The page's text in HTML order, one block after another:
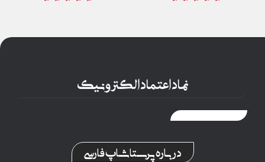
نماد اعتماد الکترونیک
درباره پرستاشاپ فارسی